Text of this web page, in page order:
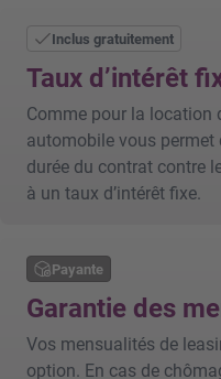
Inclus gratuitement
Taux d’intérêt
Comme pour la location
automobile vous permet
durée du contrat contre
à un taux d’intérêt fixe.
Payante
Garantie des
Vos mensualités de
option. En cas de